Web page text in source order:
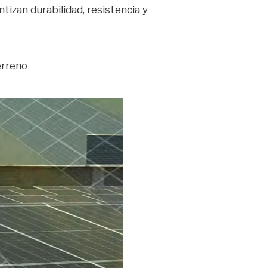
durabilidad, resistencia y